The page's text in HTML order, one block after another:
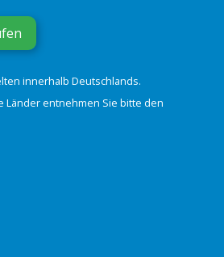
innerhalb Deutschlands.
entnehmen Sie bitte den